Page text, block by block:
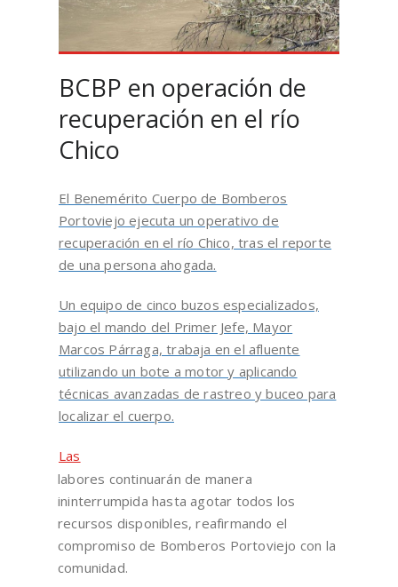
BCBP en operación de
recuperación en el río
Chico
El Benemérito Cuerpo de Bomberos
Portoviejo ejecuta un operativo de
recuperación en el río Chico, tras el reporte
de una persona ahogada.
Un equipo de cinco buzos especializados,
bajo el mando del Primer Jefe, Mayor
Marcos Párraga, trabaja en el afluente
utilizando un bote a motor y aplicando
técnicas avanzadas de rastreo y buceo para
localizar el cuerpo.
Las
labores continuarán de manera
ininterrumpida hasta agotar todos los
recursos disponibles, reafirmando el
compromiso de Bomberos Portoviejo con la
comunidad.